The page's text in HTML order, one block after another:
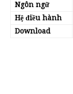
Ngôn ngữ
Hệ điều hành
Download